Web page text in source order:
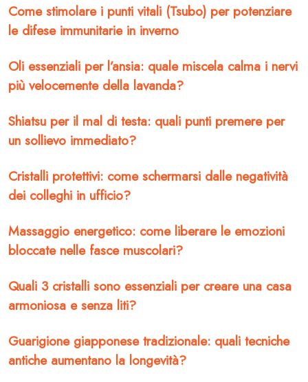
Come stimolare i punti vitali (Tsubo) per potenziare
le difese immunitarie in inverno
Oli essenziali per l’ansia: quale miscela calma i nervi
più velocemente della lavanda?
Shiatsu per il mal di testa: quali punti premere per
un sollievo immediato?
Cristalli protettivi: come schermarsi dalle negatività
dei colleghi in ufficio?
Massaggio energetico: come liberare le emozioni
bloccate nelle fasce muscolari?
Quali 3 cristalli sono essenziali per creare una casa
armoniosa e senza liti?
Guarigione giapponese tradizionale: quali tecniche
antiche aumentano la longevità?